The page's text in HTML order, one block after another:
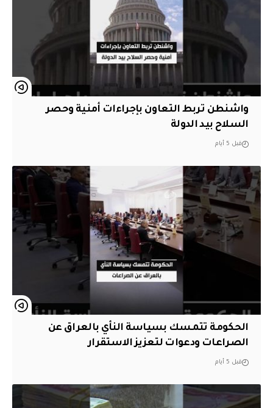
واشنطن تربط التعاون بإجراءات أمنية وحصر
السلاح بيد الدولة
قبل 5 أيام
الحكومة تتمسك بسياسة النأي بالعراق عن
الصراعات ودعوات لتعزيز الاستقرار
قبل 5 أيام